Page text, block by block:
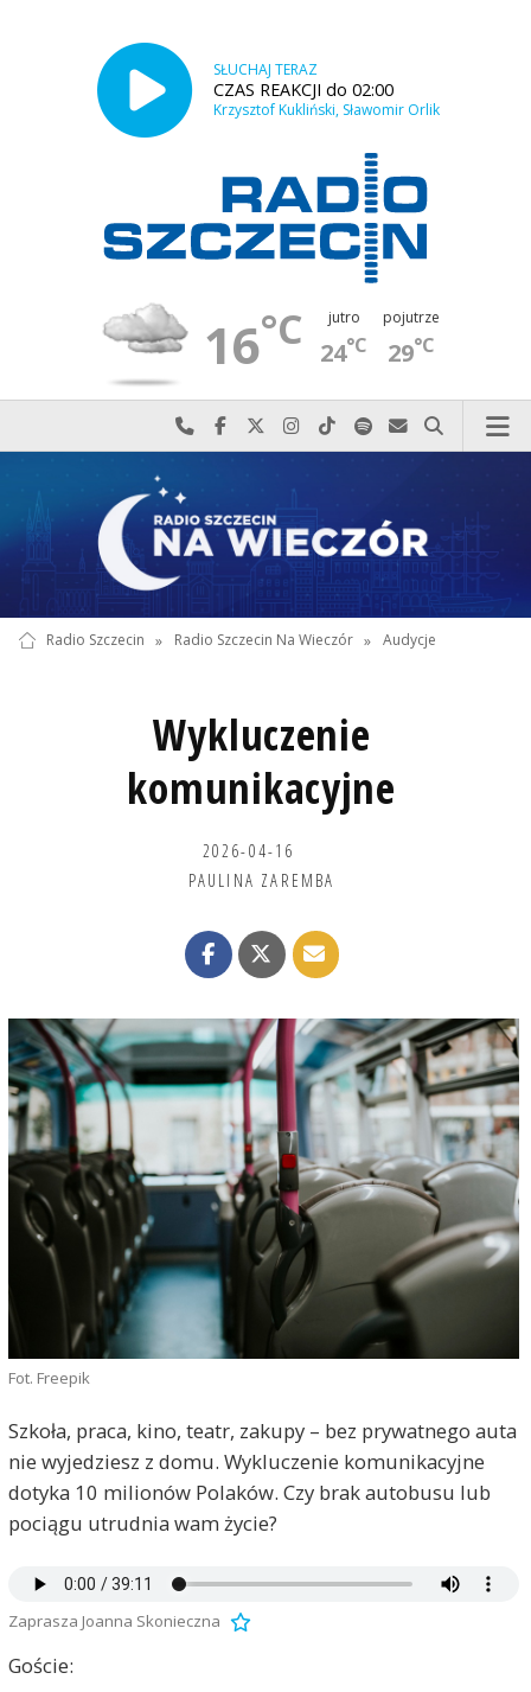
SŁUCHAJ TERAZ
CZAS REAKCJI do 02:00
Krzysztof Kukliński, Sławomir Orlik
16°C jutro
24°C
pojutrze
29°C
Najlepiej po prostu do nas zadzwoń
Odwiedź nas na Facebook-u
Odwiedź nas na X
Odwiedź nas na Instagram-ie
Odwiedź nas na TikTok-u
Szukaj nas na Spotify
Wyślij do nas
Szukaj
Radio Szczecin » Radio Szczecin Na Wieczór » Audycje
Wykluczenie
komunikacyjne
2026-04-16
PAULINA ZAREMBA
Fot. Freepik
Szkoła, praca, kino, teatr, zakupy – bez prywatnego auta
nie wyjedziesz z domu. Wykluczenie komunikacyjne
dotyka 10 milionów Polaków. Czy brak autobusu lub
pociągu utrudnia wam życie?
Zaprasza Joanna Skonieczna
Goście: